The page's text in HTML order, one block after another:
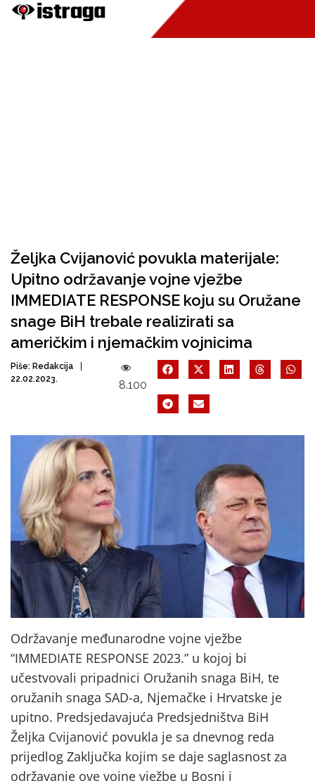
Željka Cvijanović povukla materijale:
Upitno održavanje vojne vježbe
IMMEDIATE RESPONSE koju su Oružane
snage BiH trebale realizirati sa
američkim i njemačkim vojnicima
Piše: Redakcija
22.02.2023.
8.100
Održavanje međunarodne vojne vježbe
“IMMEDIATE RESPONSE 2023.” u kojoj bi
učestvovali pripadnici Oružanih snaga BiH, te
oružanih snaga SAD-a, Njemačke i Hrvatske je
upitno. Predsjedavajuća Predsjedništva BiH
Željka Cvijanović povukla je sa dnevnog reda
prijedlog Zaključka kojim se daje saglasnost za
održavanje ove vojne vježbe u Bosni i